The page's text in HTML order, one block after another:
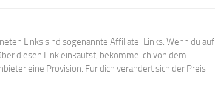
Links sind sogenannte Affiliate-Links. Wenn du auf
diesen Link einkaufst, bekomme ich von dem
eine Provision. Für dich verändert sich der Preis